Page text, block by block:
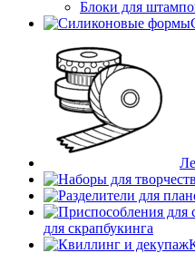
Блоки для
для скрапбукинга